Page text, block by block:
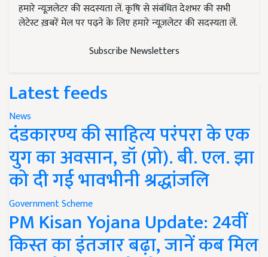
हमारे न्यूज़लेटर की सदस्यता लें. कृषि से संबंधित देशभर की सभी
लेटेस्ट ख़बरें मेल पर पढ़ने के लिए हमारे न्यूज़लेटर की सदस्यता लें.
Subscribe Newsletters
Latest feeds
News
दंडकारण्य की साहित्य परंपरा के एक
युग का अवसान, डॉ (प्रो). बी. एल. झा
को दी गई भावभीनी श्रद्धांजलि
Government Scheme
PM Kisan Yojana Update: 24वीं
किस्त का इंतजार बढ़ा, जानें कब मिल